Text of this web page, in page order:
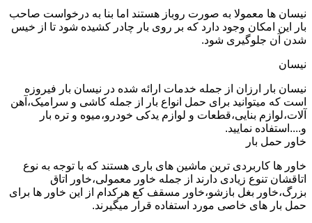
نیسان ها معمولا به صورت روباز هستند اما بنا به درخواست صاحب
بار این امکان وجود دارد که بر روی بار چادر کشیده شود تا از خیس
شدن آن جلوگیری شود.
نیسان
نیسان بار ارزان از جمله خدمات ارائه شده در نیسان بار فیروزه
است که میتوانید برای حمل انواع بار از جمله کاشی و سرامیک،آهن
آلات،لوازم بنایی،قطعات و لوازم یدکی خودرو،میوه و تره بار
و....استفاده نمایید.
خاور حمل بار
خاور ها کاربردی ترین ماشین های باری هستند که با توجه به نوع
اتاقشان تنوع زیادی دارند از جمله خاور معمولی،خاور اتاق
بزرگ،خاور بغل بازشو،خاور مسقف کع هرکدام از این خاور ها برای
حمل بار های خاصی مورد استفاده قرار میگیرند.